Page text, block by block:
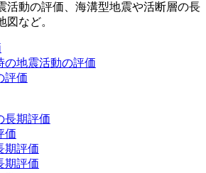
活動の評価、海溝型地震や活断層の長
など。
の地震活動の評価
評価
長期評価
価
期評価
期評価